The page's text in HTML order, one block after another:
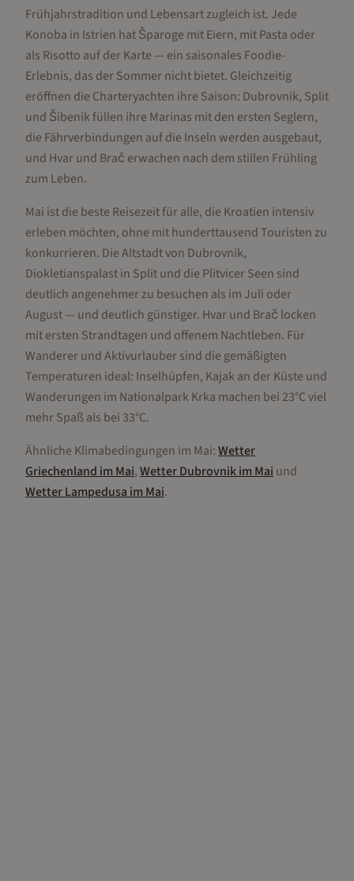
Frühjahrstradition und Lebensart zugleich ist. Jede
Konoba in Istrien hat Šparoge mit Eiern, mit Pasta oder
als Risotto auf der Karte — ein saisonales Foodie-
Erlebnis, das der Sommer nicht bietet. Gleichzeitig
eröffnen die Charteryachten ihre Saison: Dubrovnik, Split
und Šibenik füllen ihre Marinas mit den ersten Seglern,
die Fährverbindungen auf die Inseln werden ausgebaut,
und Hvar und Brač erwachen nach dem stillen Frühling
zum Leben.
Mai ist die beste Reisezeit für alle, die Kroatien intensiv
erleben möchten, ohne mit hunderttausend Touristen zu
konkurrieren. Die Altstadt von Dubrovnik,
Diokletianspalast in Split und die Plitvicer Seen sind
deutlich angenehmer zu besuchen als im Juli oder
August — und deutlich günstiger. Hvar und Brač locken
mit ersten Strandtagen und offenem Nachtleben. Für
Wanderer und Aktivurlauber sind die gemäßigten
Temperaturen ideal: Inselhüpfen, Kajak an der Küste und
Wanderungen im Nationalpark Krka machen bei 23°C viel
mehr Spaß als bei 33°C.
Ähnliche Klimabedingungen im Mai:Wetter
Griechenland imMai,WetterDubrovnikimMai und
WetterLampedusa imMai.